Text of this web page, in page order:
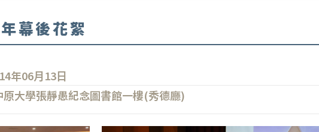
幕後花絮
年06月13日
原大學張靜愚紀念圖書館一樓(秀德廳)